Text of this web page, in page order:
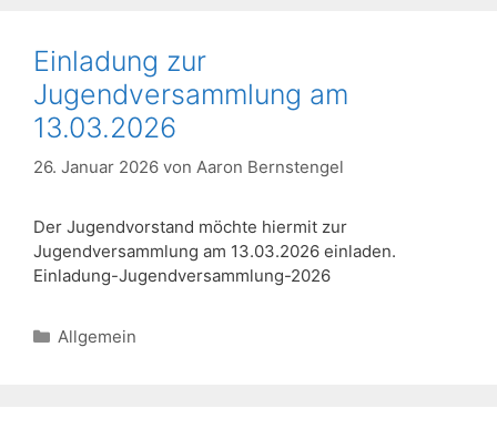
Einladung zur
Jugendversammlung am
13.03.2026
26. Januar 2026 von Aaron Bernstengel
Der Jugendvorstand möchte hiermit zur
Jugendversammlung am 13.03.2026 einladen.
Einladung-Jugendversammlung-2026
Kategorien
Allgemein